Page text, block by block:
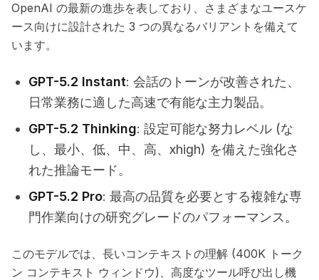
OpenAI の最新の進歩を表しており、さまざまなユースケ
ース向けに設計された 3 つの異なるバリアントを備えて
います。
GPT-5.2 Instant: 会話のトーンが改善された、
日常業務に適した高速で有能な主力製品。
GPT-5.2 Thinking: 設定可能な努力レベル (な
し、最小、低、中、高、xhigh) を備えた強化さ
れた推論モード。
GPT-5.2 Pro: 最高の品質を必要とする複雑な専
門作業向けの研究グレードのパフォーマンス。
このモデルでは、長いコンテキストの理解 (400K トーク
ン コンテキスト ウィンドウ)、高度なツール呼び出し機